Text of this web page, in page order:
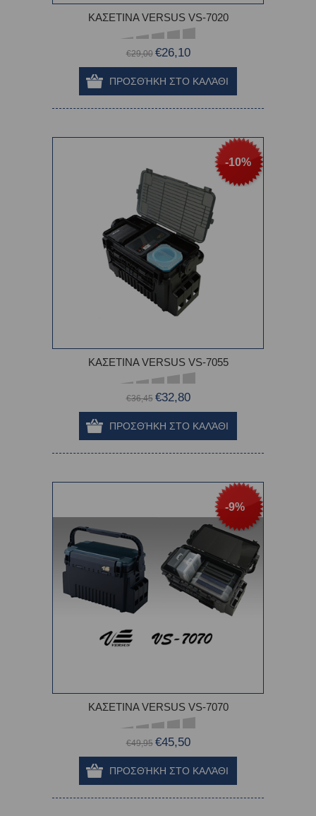
ΚΑΣΕΤΙΝΑ VERSUS VS-7020
€29,00 €26,10
-10%
ΚΑΣΕΤΙΝΑ VERSUS VS-7055
€36,45 €32,80
-9%
ΚΑΣΕΤΙΝΑ VERSUS VS-7070
€49,95 €45,50